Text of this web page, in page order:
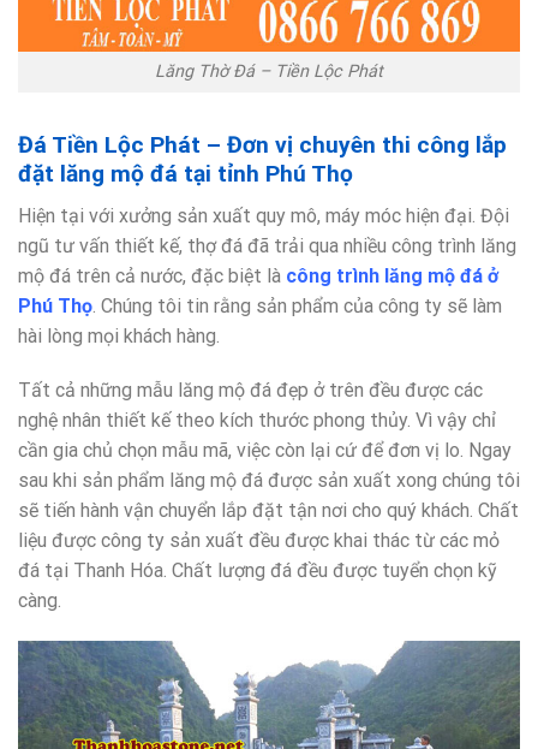
Lăng Thờ Đá – Tiền Lộc Phát
Đá Tiền Lộc Phát – Đơn vị chuyên thi công lắp
đặt lăng mộ đá tại tỉnh Phú Thọ
Hiện tại với xưởng sản xuất quy mô, máy móc hiện đại. Đội
ngũ tư vấn thiết kế, thợ đá đã trải qua nhiều công trình lăng
mộ đá trên cả nước, đặc biệt là công trình lăng mộ đá ở
Phú Thọ . Chúng tôi tin rằng sản phẩm của công ty sẽ làm
hài lòng mọi khách hàng.
Tất cả những mẫu lăng mộ đá đẹp ở trên đều được các
nghệ nhân thiết kế theo kích thước phong thủy. Vì vậy chỉ
cần gia chủ chọn mẫu mã, việc còn lại cứ để đơn vị lo. Ngay
sau khi sản phẩm lăng mộ đá được sản xuất xong chúng tôi
sẽ tiến hành vận chuyển lắp đặt tận nơi cho quý khách. Chất
liệu được công ty sản xuất đều được khai thác từ các mỏ
đá tại Thanh Hóa. Chất lượng đá đều được tuyển chọn kỹ
càng.